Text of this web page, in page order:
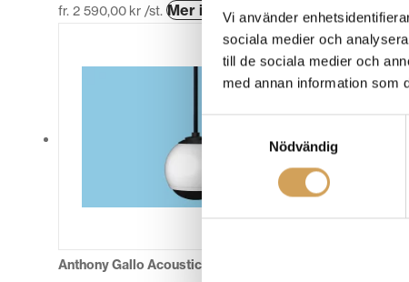
Vi använder
sociala medier och
till de sociala medier och
med annan information som
Nödvändig
fr. 2 590,00 kr /st. Mer info »
här
produkten
har
flera
varianter.
alternativen
väljas
Anthony Gallo Acoustics Micro Droplet